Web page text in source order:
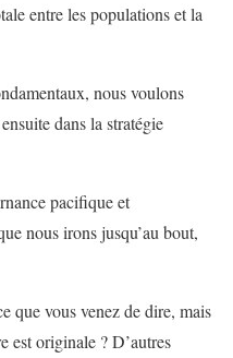
entre les populations et la
nous voulons
dans la stratégie
pacifique et
nous irons jusqu’au bout,
que vous venez de dire, mais
est originale ? D’autres